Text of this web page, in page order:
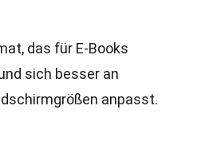
das für E-Books
sich besser an
anpasst.